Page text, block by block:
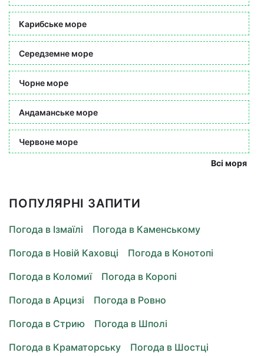
Карибське море
Середземне море
Чорне море
Андаманське море
Червоне море
Всі моря
ПОПУЛЯРНІ ЗАПИТИ
Погода в Ізмаїлі
Погода в Каменському
Погода в Новій Каховці
Погода в Конотопі
Погода в Коломиї
Погода в Коропі
Погода в Арцизі
Погода в Ровно
Погода в Стрию
Погода в Шполі
Погода в Краматорську
Погода в Шостці